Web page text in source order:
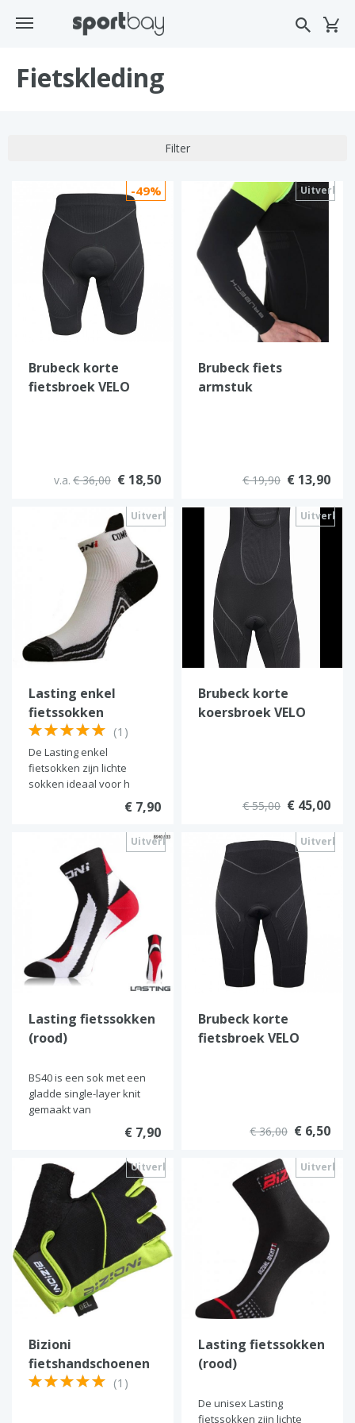
Fietskleding
Filter
-49%
Brubeck korte
fietsbroek VELO
v.a. € 36,00 € 18,50
Brubeck fiets
armstuk
€ 19,90 € 13,90
Uitverkocht
Lasting enkel
fietssokken
(1)
De Lasting enkel
fietsokken zijn lichte
sokken ideaal voor h
€ 7,90
Brubeck korte
koersbroek VELO
€ 55,00 € 45,00
Uitverkocht
Lasting fietssokken
(rood)
BS40 is een sok met een
gladde single-layer knit
gemaakt van
€ 7,90
Brubeck korte
fietsbroek VELO
€ 36,00 € 6,50
Uitverkocht
Bizioni
fietshandschoenen
(Groen)
(1)
Lasting fietssokken
(rood)
De unisex Lasting
fietssokken zijn lichte